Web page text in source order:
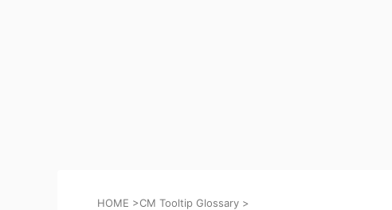
HOME >CM Tooltip Glossary >